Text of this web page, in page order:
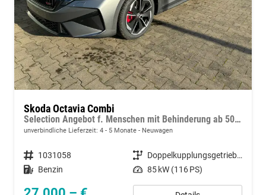
Skoda Octavia Combi
Selection Angebot f. Menschen mit Behinderung ab 50 %! 1.5 TSI Mild-Hybrid 115PS DSG/AUTOMATIK, 16" Alufelgen, Climatronic, LED-Scheinwerfer, Parksensoren hinten, Radio 10" + Wireless Smartlink, Tempomat, Multifunktions-Lederlenkrad, Dachreling
unverbindliche Lieferzeit: 4 - 5 Monate Neuwagen
Fahrzeugnummer 1031058 Getriebe
Doppelkupplungsgetriebe (DSG)
Kraftstoff Benzin Leistung 85 kW (116 PS)